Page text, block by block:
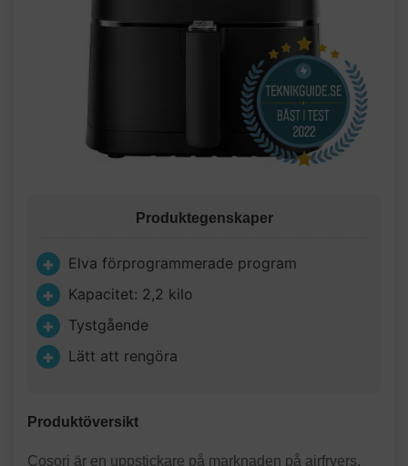
Produktegenskaper
Elva förprogrammerade program
Kapacitet: 2,2 kilo
Tystgående
Lätt att rengöra
Produktöversikt
Cosori är en uppstickare på marknaden på airfryers,